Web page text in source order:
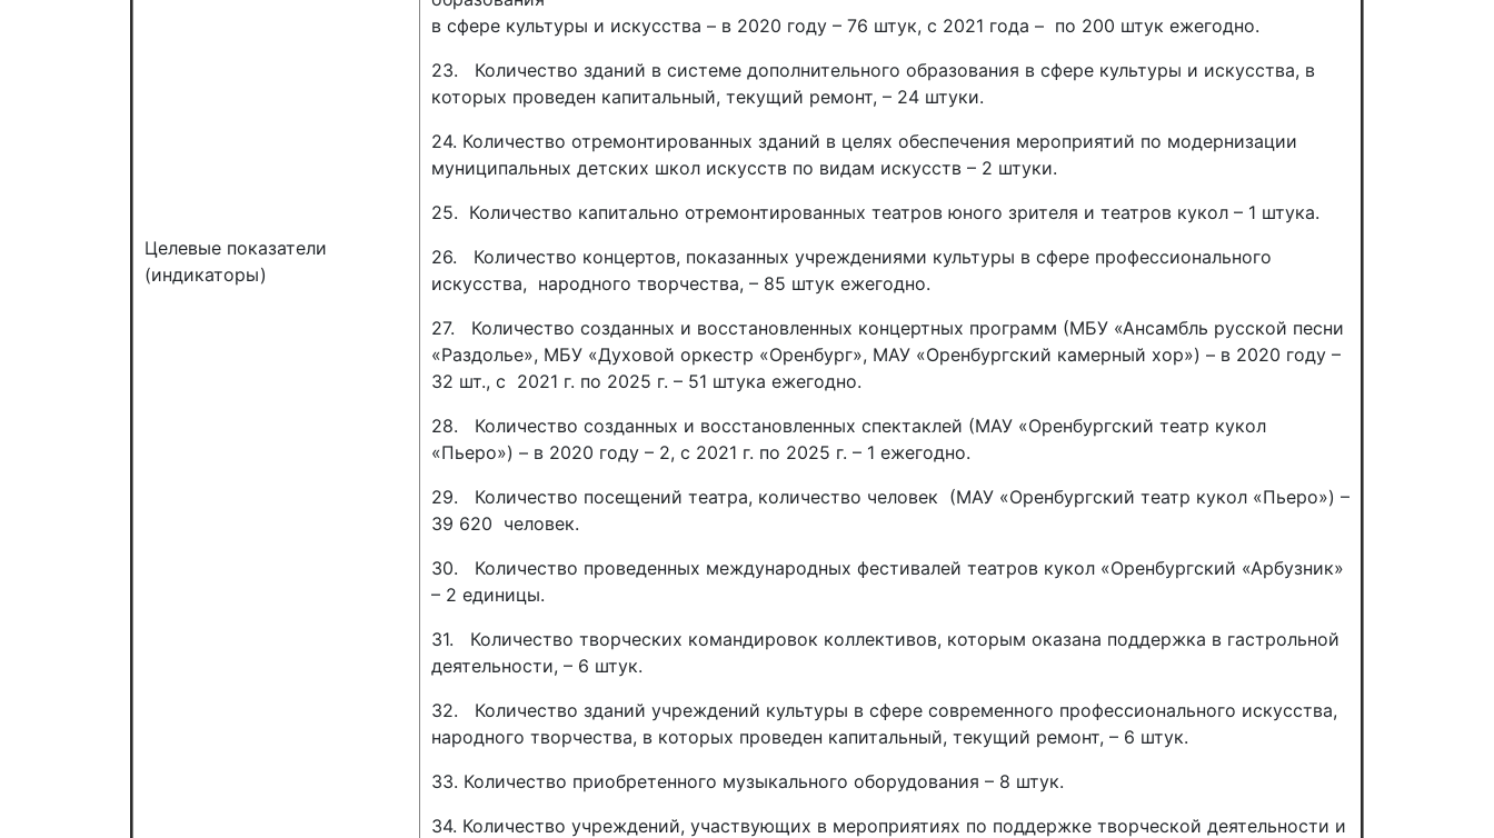
Целевые показатели
(индикаторы)
в сфере культуры и искусства – в 2020 году – 76 штук, с 2021 года – по 200 штук ежегодно.
23. Количество зданий в системе дополнительного образования в сфере культуры и искусства, в
которых проведен капитальный, текущий ремонт, – 24 штуки.
24. Количество отремонтированных зданий в целях обеспечения мероприятий по модернизации
муниципальных детских школ искусств по видам искусств – 2 штуки.
25. Количество капитально отремонтированных театров юного зрителя и театров кукол – 1 штука.
26. Количество концертов, показанных учреждениями культуры в сфере профессионального
искусства, народного творчества, – 85 штук ежегодно.
27. Количество созданных и восстановленных концертных программ (МБУ «Ансамбль русской песни
«Раздолье», МБУ «Духовой оркестр «Оренбург», МАУ «Оренбургский камерный хор») – в 2020 году –
32 шт., с 2021 г. по 2025 г. – 51 штука ежегодно.
28. Количество созданных и восстановленных спектаклей (МАУ «Оренбургский театр кукол
«Пьеро») – в 2020 году – 2, с 2021 г. по 2025 г. – 1 ежегодно.
29. Количество посещений театра, количество человек (МАУ «Оренбургский театр кукол «Пьеро») –
39 620 человек.
30. Количество проведенных международных фестивалей театров кукол «Оренбургский «Арбузник»
– 2 единицы.
31. Количество творческих командировок коллективов, которым оказана поддержка в гастрольной
деятельности, – 6 штук.
32. Количество зданий учреждений культуры в сфере современного профессионального искусства,
народного творчества, в которых проведен капитальный, текущий ремонт, – 6 штук.
33. Количество приобретенного музыкального оборудования – 8 штук.
34. Количество учреждений, участвующих в мероприятиях по поддержке творческой деятельности и